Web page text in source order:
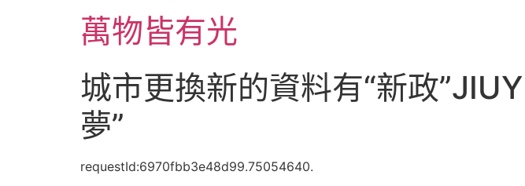
萬物皆有光
城市更換新的資料有“新政
夢”
requestId:6970fbb3e48d99.75054640.